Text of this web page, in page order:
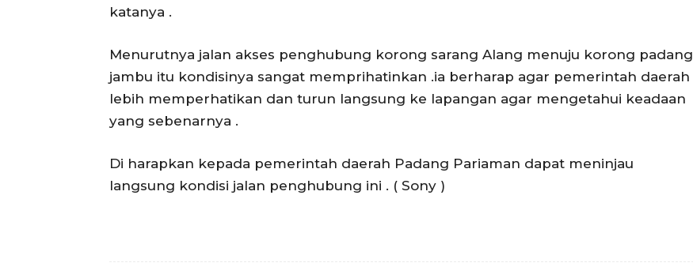
katanya .
Menurutnya jalan akses penghubung korong sarang Alang menuju korong padang
jambu itu kondisinya sangat memprihatinkan .ia berharap agar pemerintah daerah
lebih memperhatikan dan turun langsung ke lapangan agar mengetahui keadaan
yang sebenarnya .
Di harapkan kepada pemerintah daerah Padang Pariaman dapat meninjau
langsung kondisi jalan penghubung ini . ( Sony )